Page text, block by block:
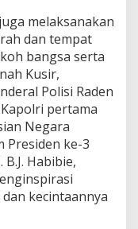
melaksanakan
dan tempat
bangsa serta
Kusir,
Polisi Raden
pertama
Negara
Presiden ke-3
Habibie,
kecintaannya